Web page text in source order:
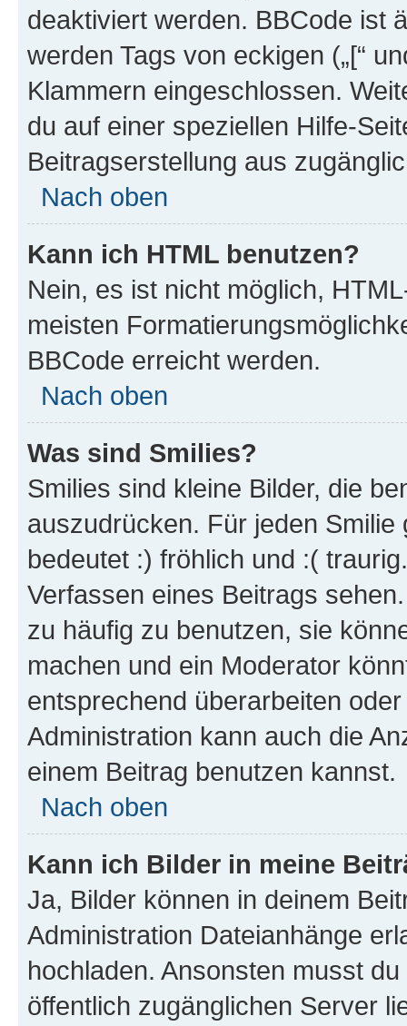
deaktiviert werden. BBCode ist
werden Tags von eckigen („[“
Klammern eingeschlossen.
du auf einer speziellen Hilfe-
Beitragserstellung aus
Nach oben
Kann ich HTML benutzen?
Nein, es ist nicht möglich,
meisten
BBCode erreicht werden.
Nach oben
Was sind Smilies?
Smilies sind kleine Bilder, die
auszudrücken. Für jeden
bedeutet :) fröhlich und :(
Verfassen eines Beitrags
zu häufig zu benutzen, sie
machen und ein Moderator
entsprechend überarbeiten
Administration kann auch die
einem Beitrag benutzen kannst.
Nach oben
Kann ich Bilder in meine
Ja, Bilder können in deinem
Administration Dateianhänge
hochladen. Ansonsten musst
öffentlich zugänglichen Server